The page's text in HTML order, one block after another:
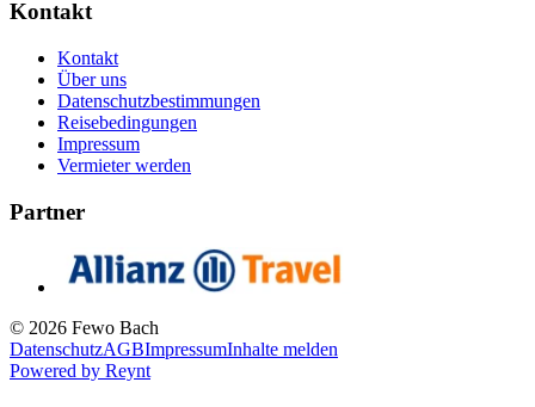
Kontakt
Kontakt
Über uns
Datenschutzbestimmungen
Reisebedingungen
Impressum
Vermieter werden
Partner
© 2026 Fewo Bach
DatenschutzAGBImpressumInhalte melden
Powered by Reynt